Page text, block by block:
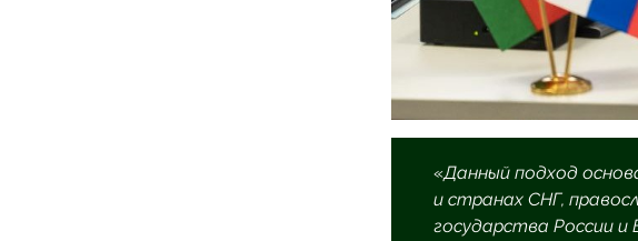
«Данный подход
и странах СНГ,
государства России и